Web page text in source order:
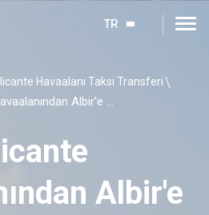
TR
Havaalanı Taksi Transferi
Alicante Havaalanından Albir'e Taksi
Albir'e